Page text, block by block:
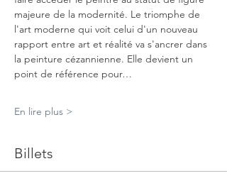
majeure de la modernité. Le triomphe de
l'art moderne qui voit celui d'un nouveau
rapport entre art et réalité va s'ancrer dans
la peinture cézannienne. Elle devient un
point de référence pour…
En lire plus >
Billets